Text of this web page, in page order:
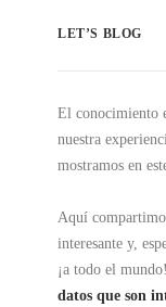
LET’S BLOG
El conocimiento
nuestra
mostramos en
Aquí
interesante y,
¡a todo el mundo!
datos que son